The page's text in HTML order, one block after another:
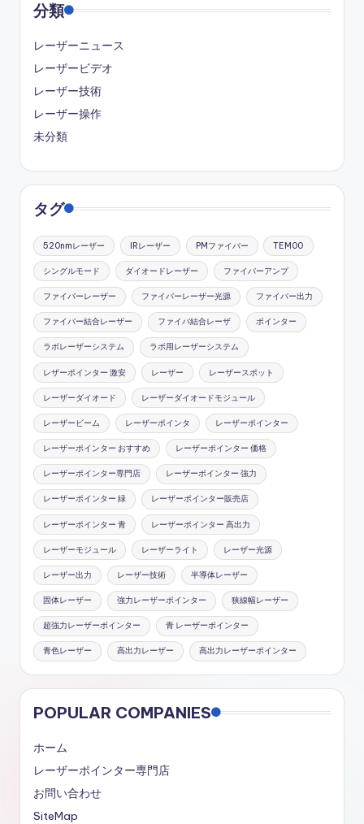
分類
レーザーニュース
レーザービデオ
レーザー技術
レーザー操作
未分類
タグ
520nmレーザー IRレーザー PMファイバー TEM00
シングルモード ダイオードレーザー ファイバーアンプ
ファイバーレーザー ファイバーレーザー光源 ファイバー出力
ファイバー結合レーザー ファイバ結合レーザ ポインター
ラボレーザーシステム ラボ用レーザーシステム
レザーポインター 激安 レーザー レーザースポット
レーザーダイオード レーザーダイオードモジュール
レーザービーム レーザーポインタ レーザーポインター
レーザーポインター おすすめ レーザーポインター 価格
レーザーポインター専門店 レーザーポインター 強力
レーザーポインター 緑 レーザーポインター販売店
レーザーポインター 青 レーザーポインター 高出力
レーザーモジュール レーザーライト レーザー光源
レーザー出力 レーザー技術 半導体レーザー
固体レーザー 強力レーザーポインター 狭線幅レーザー
超強力レーザーポインター 青 レーザーポインター
青色レーザー 高出力レーザー 高出力レーザーポインター
POPULAR COMPANIES
ホーム
レーザーポインター専門店
お問い合わせ
SiteMap